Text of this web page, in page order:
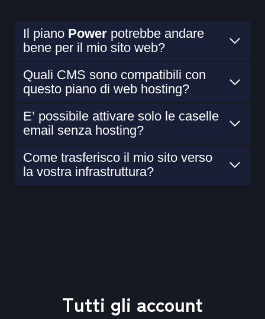
Il piano Power potrebbe andare
bene per il mio sito web?
Quali CMS sono compatibili con
questo piano di web hosting?
E’ possibile attivare solo le caselle
email senza hosting?
Come trasferisco il mio sito verso
la vostra infrastruttura?
Tutti gli account